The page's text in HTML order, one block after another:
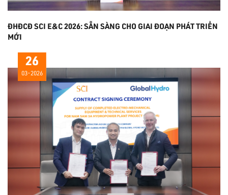
ĐHĐCĐ SCI E&C 2026: SẴN SÀNG CHO GIAI ĐOẠN PHÁT TRIỂN
MỚI
26
03-2026